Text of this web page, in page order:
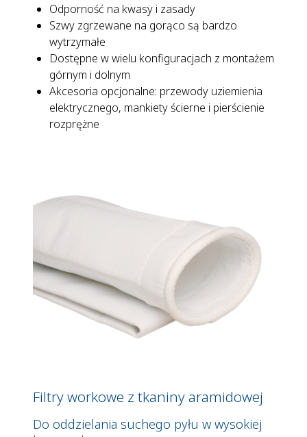
Odporność na kwasy i zasady
Szwy zgrzewane na gorąco są bardzo
wytrzymałe
Dostępne w wielu konfiguracjach z montażem
górnym i dolnym
Akcesoria opcjonalne: przewody uziemienia
elektrycznego, mankiety ścierne i pierścienie
rozprężne
Filtry workowe z tkaniny aramidowej
Do oddzielania suchego pyłu w wysokiej